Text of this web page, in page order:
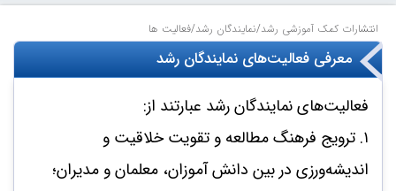
انتشارات کمک آموزشی رشد/نمایندگان رشد/فعالیت ها
معرفی فعالیت‌های نمایندگان رشد
فعالیت‌های نمایندگان رشد عبارتند از:
۱. ترویج فرهنگ مطالعه و تقویت خلاقیت و
اندیشه‌ورزی در بین دانش‌ آموزان، معلمان و مدیران؛